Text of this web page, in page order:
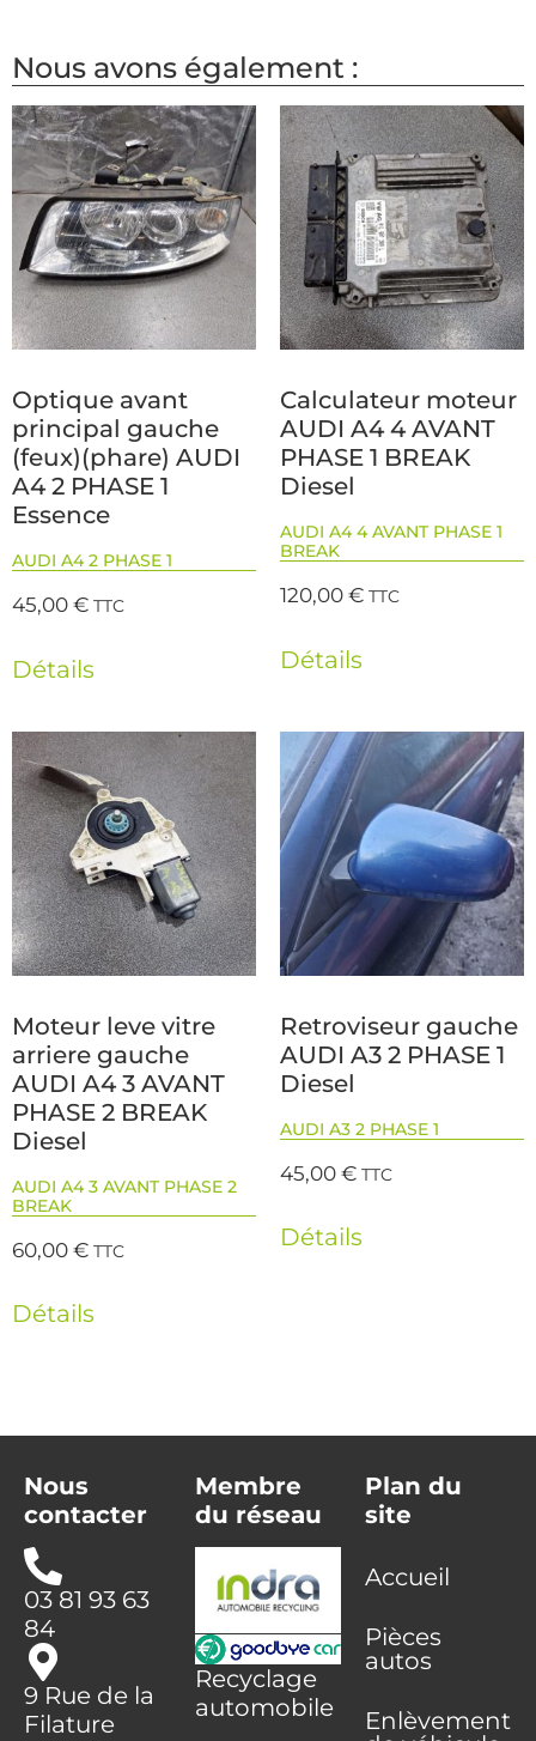
Nous avons également :
Optique avant
principal gauche
(feux)(phare) AUDI
A4 2 PHASE 1
Essence
AUDI A4 2 PHASE 1
45,00€ TTC
Détails
Calculateur moteur
AUDI A4 4 AVANT
PHASE 1 BREAK
Diesel
AUDI A4 4 AVANT PHASE 1
BREAK
120,00€ TTC
Détails
Moteur leve vitre
arriere gauche
AUDI A4 3 AVANT
PHASE 2 BREAK
Diesel
AUDI A4 3 AVANT PHASE 2
BREAK
60,00€ TTC
Détails
Retroviseur gauche
AUDI A3 2 PHASE 1
Diesel
AUDI A3 2 PHASE 1
45,00€ TTC
Détails
Nous
contacter
03 81 93 63
84
9 Rue de la
Filature
Membre
du réseau
Recyclage
automobile
Plan du
site
Accueil
Pièces
autos
Enlèvement